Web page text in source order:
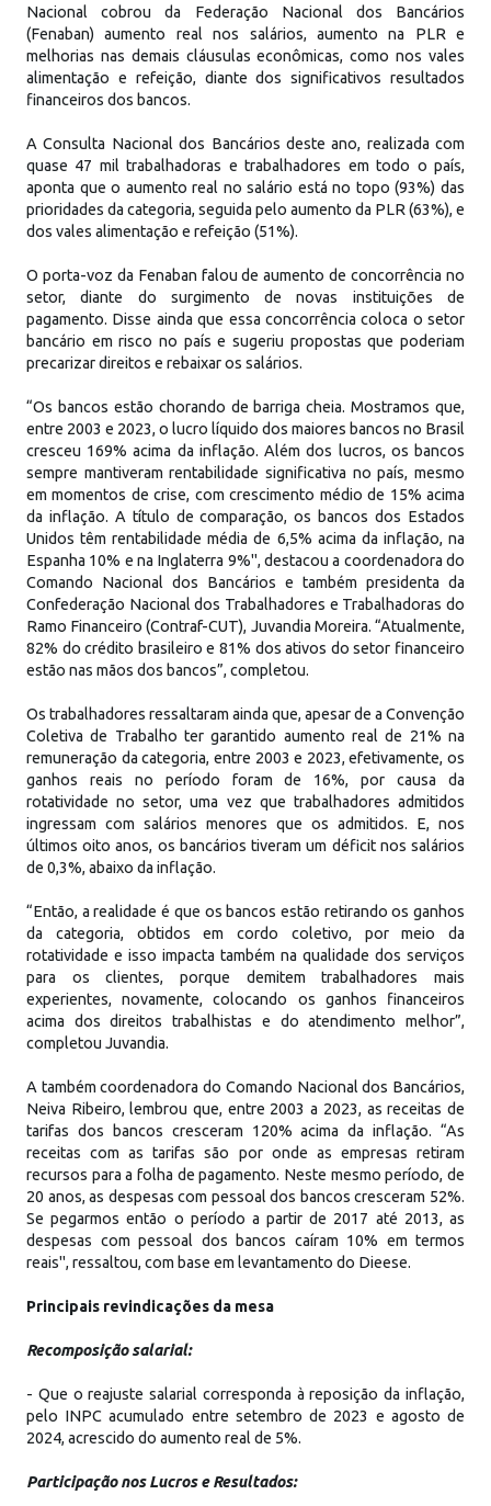
Nacional cobrou da Federação Nacional dos Bancários
(Fenaban) aumento real nos salários, aumento na PLR e
melhorias nas demais cláusulas econômicas, como nos vales
alimentação e refeição, diante dos significativos resultados
financeiros dos bancos.
A Consulta Nacional dos Bancários deste ano, realizada com
quase 47 mil trabalhadoras e trabalhadores em todo o país,
aponta que o aumento real no salário está no topo (93%) das
prioridades da categoria, seguida pelo aumento da PLR (63%), e
dos vales alimentação e refeição (51%).
O porta-voz da Fenaban falou de aumento de concorrência no
setor, diante do surgimento de novas instituições de
pagamento. Disse ainda que essa concorrência coloca o setor
bancário em risco no país e sugeriu propostas que poderiam
precarizar direitos e rebaixar os salários.
“Os bancos estão chorando de barriga cheia. Mostramos que,
entre 2003 e 2023, o lucro líquido dos maiores bancos no Brasil
cresceu 169% acima da inflação. Além dos lucros, os bancos
sempre mantiveram rentabilidade significativa no país, mesmo
em momentos de crise, com crescimento médio de 15% acima
da inflação. A título de comparação, os bancos dos Estados
Unidos têm rentabilidade média de 6,5% acima da inflação, na
Espanha 10% e na Inglaterra 9%", destacou a coordenadora do
Comando Nacional dos Bancários e também presidenta da
Confederação Nacional dos Trabalhadores e Trabalhadoras do
Ramo Financeiro (Contraf-CUT), Juvandia Moreira. “Atualmente,
82% do crédito brasileiro e 81% dos ativos do setor financeiro
estão nas mãos dos bancos”, completou.
Os trabalhadores ressaltaram ainda que, apesar de a Convenção
Coletiva de Trabalho ter garantido aumento real de 21% na
remuneração da categoria, entre 2003 e 2023, efetivamente, os
ganhos reais no período foram de 16%, por causa da
rotatividade no setor, uma vez que trabalhadores admitidos
ingressam com salários menores que os admitidos. E, nos
últimos oito anos, os bancários tiveram um déficit nos salários
de 0,3%, abaixo da inflação.
“Então, a realidade é que os bancos estão retirando os ganhos
da categoria, obtidos em cordo coletivo, por meio da
rotatividade e isso impacta também na qualidade dos serviços
para os clientes, porque demitem trabalhadores mais
experientes, novamente, colocando os ganhos financeiros
acima dos direitos trabalhistas e do atendimento melhor”,
completou Juvandia.
A também coordenadora do Comando Nacional dos Bancários,
Neiva Ribeiro, lembrou que, entre 2003 a 2023, as receitas de
tarifas dos bancos cresceram 120% acima da inflação. “As
receitas com as tarifas são por onde as empresas retiram
recursos para a folha de pagamento. Neste mesmo período, de
20 anos, as despesas com pessoal dos bancos cresceram 52%.
Se pegarmos então o período a partir de 2017 até 2013, as
despesas com pessoal dos bancos caíram 10% em termos
reais", ressaltou, com base em levantamento do Dieese.
Principais revindicações da mesa
Recomposição salarial:
- Que o reajuste salarial corresponda à reposição da inflação,
pelo INPC acumulado entre setembro de 2023 e agosto de
2024, acrescido do aumento real de 5%.
Participação nos Lucros e Resultados: